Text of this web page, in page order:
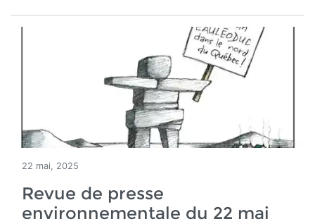
22 mai, 2025
Revue de presse
environnementale du 22 mai